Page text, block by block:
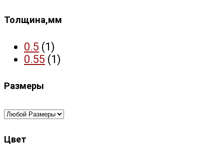
Толщина,мм
0.5 (1)
0.55 (1)
Размеры
Цвет